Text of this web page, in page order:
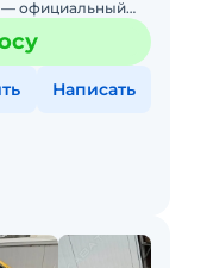
— официальный
ковш MT3
Написать